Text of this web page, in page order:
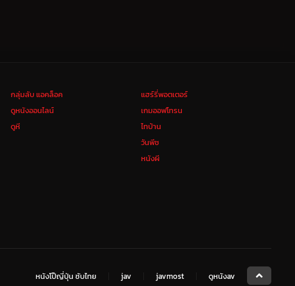
กลุ่มลับ แอคล็อค
ดูหนังออนไลน์
ดูหี
แฮร์รี่พอตเตอร์
เกมออฟโทรน
ไทบ้าน
วันพีช
หนังผี
หนังโป๊ญี่ปุ่น ซับไทย jav javmost ดูหนังav